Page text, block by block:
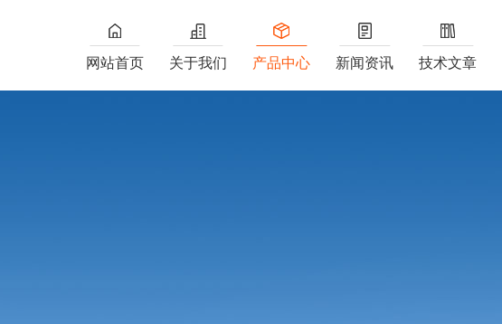
网站首页 关于我们 产品中心 新闻资讯 技术文章